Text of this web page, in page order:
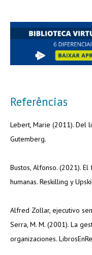
Referências
Lebert, Marie (2011). Del
Gutemberg.
Bustos, Alfonso. (2021).
humanas. Reskilling y
Alfred Zollar, ejecutivo
Serra, M. M. (2001). La
organizaciones.